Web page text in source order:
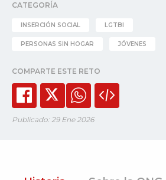
CATEGORÍA
INSERCIÓN SOCIAL LGTBI
PERSONAS SIN HOGAR JÓVENES
COMPARTE ESTE RETO
Publicado: 29 Ene 2026